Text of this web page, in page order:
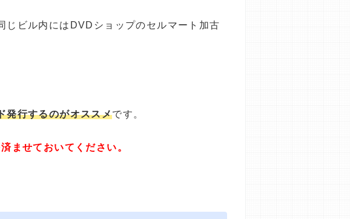
じビル内にはDVDショップのセルマート加古
発行するのがオススメです。
ませておいてください。